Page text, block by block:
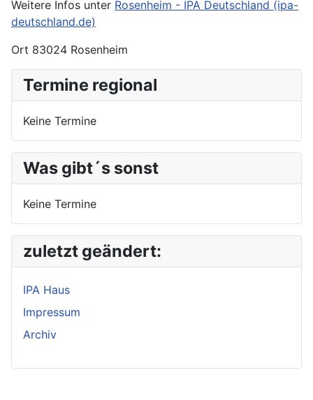
Weitere Infos unter Rosenheim - IPA Deutschland (ipa-
deutschland.de)
Ort 83024 Rosenheim
Termine regional
Keine Termine
Was gibt´s sonst
Keine Termine
zuletzt geändert:
IPA Haus
Impressum
Archiv